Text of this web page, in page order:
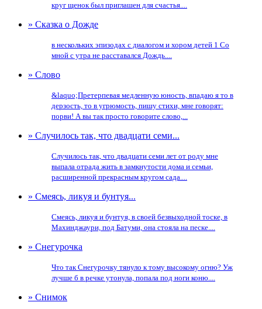
круг щенок был приглашен для счастья....
» Сказка о Дожде
в нескольких эпизодах с диалогом и хором детей 1 Со
мной с утра не расставался Дождь....
» Слово
&laquo;Претерпевая медленную юность, впадаю я то в
дерзость, то в угрюмость, пишу стихи, мне говорят:
порви! А вы так просто говорите слово,...
» Случилось так, что двадцати семи...
Случилось так, что двадцати семи лет от роду мне
выпала отрада жить в замкнутости дома и семьи,
расширенной прекрасным кругом сада....
» Смеясь, ликуя и бунтуя...
Смеясь, ликуя и бунтуя, в своей безвыходной тоске, в
Махинджаури, под Батуми, она стояла на песке....
» Снегурочка
Что так Снегурочку тянуло к тому высокому огню? Уж
лучше б в речке утонула, попала под ноги коню....
» Снимок